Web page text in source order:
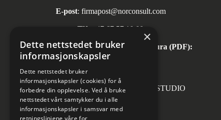
E-post: firmapost@norconsult.com
Tlf: +47 67 57 10 00
Automatisk mottak av inngående faktura (PDF):
invoice.no@norconsult.com
Forsidefoto: RASMUS HJORTSHOJ STUDIO
×
Dette nettstedet bruker
informasjonskapsler
Dette nettstedet bruker
informasjonskapsler (cookies) for å
forbedre din opplevelse. Ved å bruke
nettstedet vårt samtykker du i alle
informasjonskapsler i samsvar med
retningslinjene våre for